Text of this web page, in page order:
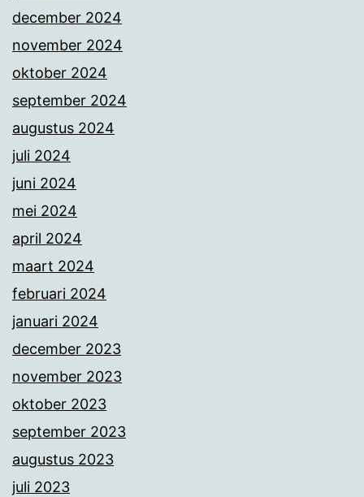
december 2024
november 2024
oktober 2024
september 2024
augustus 2024
juli 2024
juni 2024
mei 2024
april 2024
maart 2024
februari 2024
januari 2024
december 2023
november 2023
oktober 2023
september 2023
augustus 2023
juli 2023